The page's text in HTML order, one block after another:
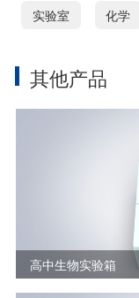
实验室 化学
其他产品
高中生物实验箱